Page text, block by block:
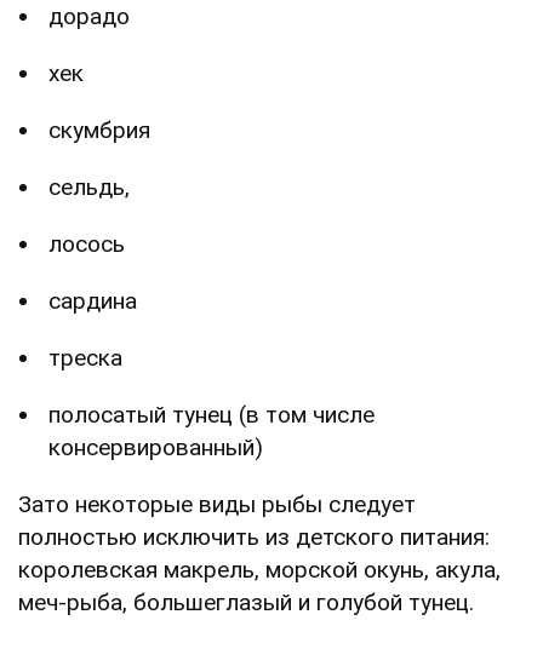
дорадо
хек
скумбрия
сельдь,
лосось
сардина
треска
полосатый тунец (в том числе
консервированный)
Зато некоторые виды рыбы следует
полностью исключить из детского питания:
королевская макрель, морской окунь, акула,
меч-рыба, большеглазый и голубой тунец.